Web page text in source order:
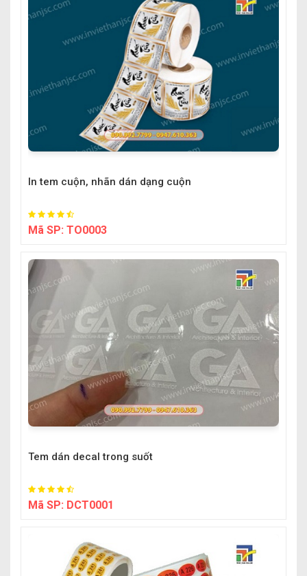
In tem cuộn, nhãn dán dạng cuộn
Mã SP: TO0003
Tem dán decal trong suốt
Mã SP: DCT0001